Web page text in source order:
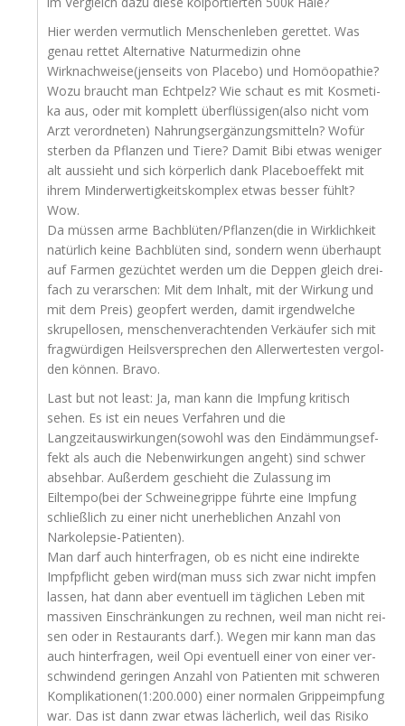
Hier wer­den ver­mut­lich Men­schen­le­ben geret­tet. Was
genau ret­tet Alter­na­ti­ve Natur­me­di­zin ohne
Wirknachweise(jenseits von Pla­ce­bo) und Homöo­pa­thie?
Wozu braucht man Echt­pelz? Wie schaut es mit Kos­me­ti­
ka aus, oder mit kom­plett überflüssigen(also nicht vom
Arzt ver­ord­ne­ten) Nah­rungs­er­gän­zungs­mit­teln? Wofür
ster­ben da Pflan­zen und Tie­re? Damit Bibi etwas weni­ger
alt aus­sieht und sich kör­per­lich dank Pla­ce­bo­ef­fekt mit
ihrem Min­der­wer­tig­keits­kom­plex etwas bes­ser fühlt?
Wow.
Da müs­sen arme Bachblüten/Pflanzen(die in Wirk­lich­keit
natür­lich kei­ne Bach­blü­ten sind, son­dern wenn über­haupt
auf Far­men gezüch­tet wer­den um die Dep­pen gleich drei­
fach zu ver­ar­schen: Mit dem Inhalt, mit der Wir­kung und
mit dem Preis) geop­fert wer­den, damit irgend­wel­che
skru­pel­lo­sen, men­schen­ver­ach­ten­den Ver­käu­fer sich mit
frag­wür­di­gen Heils­ver­spre­chen den Aller­wer­tes­ten ver­gol­
den kön­nen. Bravo.
Last but not least: Ja, man kann die Imp­fung kri­tisch
sehen. Es ist ein neu­es Ver­fah­ren und die
Langzeitauswirkungen(sowohl was den Ein­däm­mungs­ef­
fekt als auch die Neben­wir­kun­gen angeht) sind schwer
abseh­bar. Außer­dem geschieht die Zulas­sung im
Eiltempo(bei der Schwei­negrip­pe führ­te eine Imp­fung
schließ­lich zu einer nicht uner­heb­li­chen Anzahl von
Narkolepsie-Patienten).
Man darf auch hin­ter­fra­gen, ob es nicht eine indi­rek­te
Impf­pflicht geben wird(man muss sich zwar nicht imp­fen
las­sen, hat dann aber even­tu­ell im täg­li­chen Leben mit
mas­si­ven Ein­schrän­kun­gen zu rech­nen, weil man nicht rei­
sen oder in Restau­rants darf.). Wegen mir kann man das
auch hin­ter­fra­gen, weil Opi even­tu­ell einer von einer ver­
schwin­dend gerin­gen Anzahl von Pati­en­ten mit schwe­ren
Komplikationen(1:200.000) einer nor­ma­len Grip­pe­imp­fung
war. Das ist dann zwar etwas lächer­lich, weil das Risi­ko